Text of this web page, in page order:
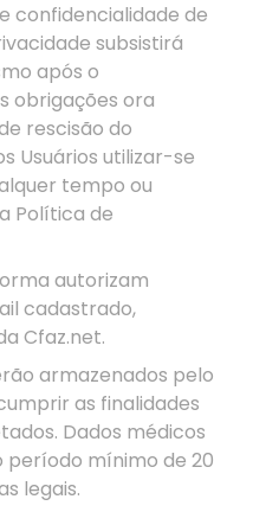
confidencialidade de
subsistirá
após o
obrigações ora
rescisão do
Usuários utilizar-se
tempo ou
Política de
autorizam
cadastrado,
Cfaz.net.
armazenados pelo
as finalidades
Dados médicos
período mínimo de 20
legais.